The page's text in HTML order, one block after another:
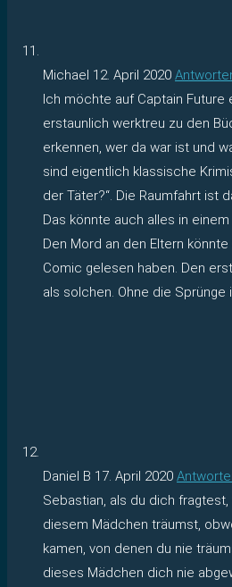
Michael 12. April 2020
Ich möchte auf Captain Future
erstaunlich werktreu zu den
erkennen, wer da war ist und
sind eigentlich klassische
der Täter?“. Die Raumfahrt ist
Das könnte auch alles in
Den Mord an den Eltern
Comic gelesen haben. Den
als solchen. Ohne die Sprünge
Daniel B 17. April 2020
Sebastian, als du dich
diesem Mädchen träumst,
kamen, von denen du nie
dieses Mädchen dich nie